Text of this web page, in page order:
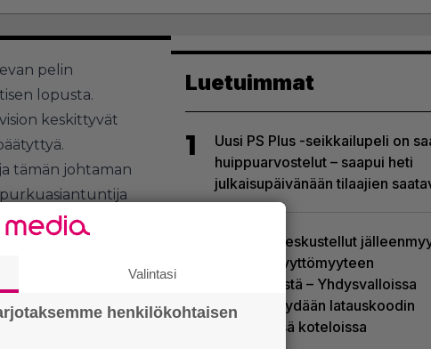
pelin
lopusta.
keskittyvät
tämän johtaman
tarkka-ampuja
esimakua
katsoa niin ikään
Luetuimmat
1
Uusi PS Plus -seikkailupeli on
huippuarvostelut – saapui heti
julkaisupäivänään tilaajien
Sony on keskustellut
kanssa levyttömyyteen
siirtymisestä – Yhdysvalloissa
pelejä myydään latauskoodin
sisältävissä koteloissa
Valintasi
henkilökohtaisen